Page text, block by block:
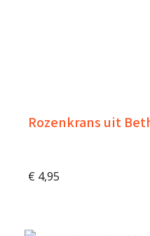
Rozenkrans uit
€ 4,95